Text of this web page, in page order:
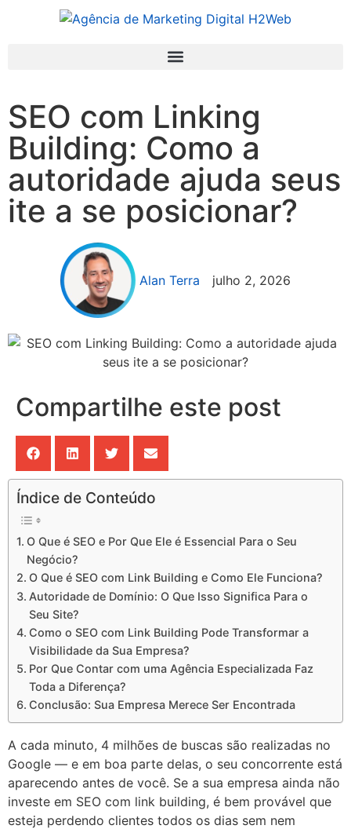
SEO com Linking
Building: Como a
autoridade ajuda seus
ite a se posicionar?
Alan Terra julho 2, 2026
Compartilhe este post
Índice de Conteúdo
O Que é SEO e Por Que Ele é Essencial Para o Seu
Negócio?
O Que é SEO com Link Building e Como Ele Funciona?
Autoridade de Domínio: O Que Isso Significa Para o
Seu Site?
Como o SEO com Link Building Pode Transformar a
Visibilidade da Sua Empresa?
Por Que Contar com uma Agência Especializada Faz
Toda a Diferença?
Conclusão: Sua Empresa Merece Ser Encontrada
A cada minuto, 4 milhões de buscas são realizadas no
Google — e em boa parte delas, o seu concorrente está
aparecendo antes de você. Se a sua empresa ainda não
investe em SEO com link building, é bem provável que
esteja perdendo clientes todos os dias sem nem